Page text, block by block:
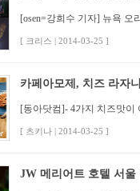
[osen=강희수 기자] 뉴욕 오
[ 크리스 | 2014-03-25 ]
카페아모제, 치즈 라자
[동아닷컴]- 4가지 치즈맛이
[ 츠키나 | 2014-03-25 ]
JW 메리어트 호텔 서